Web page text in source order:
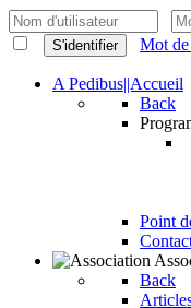
S'identifier Mot de
A Pedibus||Accueil
Back
Point
Back